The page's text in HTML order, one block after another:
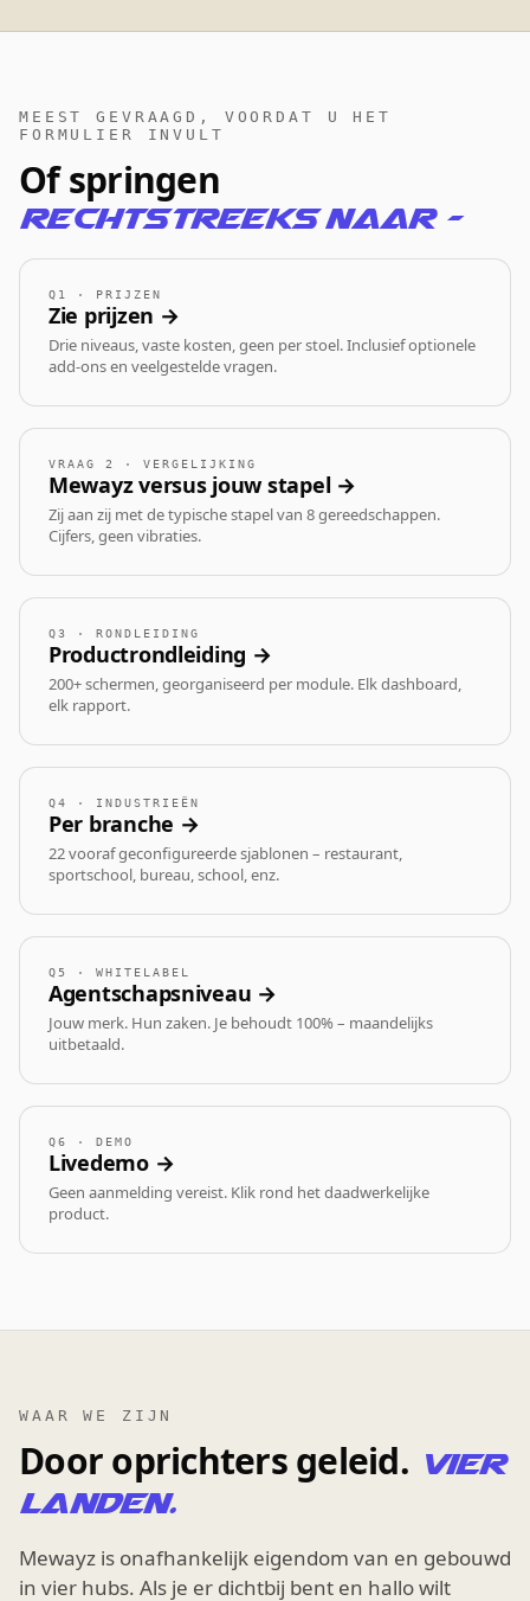
MEEST GEVRAAGD, VOORDAT U HET
FORMULIER INVULT
Of springen
rechtstreeks naar —
Q1 · PRIJZEN
Zie prijzen →
Drie niveaus, vaste kosten, geen per stoel. Inclusief optionele
add-ons en veelgestelde vragen.
VRAAG 2 · VERGELIJKING
Mewayz versus jouw stapel →
Zij aan zij met de typische stapel van 8 gereedschappen.
Cijfers, geen vibraties.
Q3 · RONDLEIDING
Productrondleiding →
200+ schermen, georganiseerd per module. Elk dashboard,
elk rapport.
Q4 · INDUSTRIEËN
Per branche →
22 vooraf geconfigureerde sjablonen – restaurant,
sportschool, bureau, school, enz.
Q5 · WHITELABEL
Agentschapsniveau →
Jouw merk. Hun zaken. Je behoudt 100% – maandelijks
uitbetaald.
Q6 · DEMO
Livedemo →
Geen aanmelding vereist. Klik rond het daadwerkelijke
product.
WAAR WE ZIJN
Door oprichters geleid. Vier
landen.
Mewayz is onafhankelijk eigendom van en gebouwd
in vier hubs. Als je er dichtbij bent en hallo wilt